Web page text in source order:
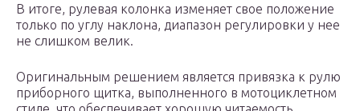
В итоге, рулевая колонка изменяет свое положение
только по углу наклона, диапазон регулировки у нее
не слишком велик.
Оригинальным решением является привязка к рулю
приборного щитка, выполненного в мотоциклетном